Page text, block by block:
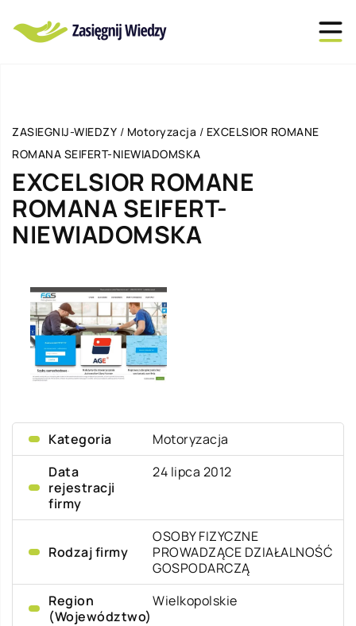
ZASIEGNIJ-WIEDZY / Motoryzacja / EXCELSIOR ROMANE
ROMANA SEIFERT-NIEWIADOMSKA
EXCELSIOR ROMANE
ROMANA SEIFERT-
NIEWIADOMSKA
Kategoria
Motoryzacja
Data
rejestracji
firmy
24 lipca 2012
Rodzaj firmy
OSOBY FIZYCZNE
PROWADZĄCE DZIAŁALNOŚĆ
GOSPODARCZĄ
Region
(Województwo)
Wielkopolskie